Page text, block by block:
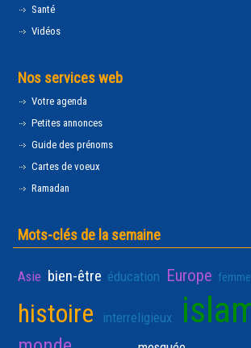
Santé
Vidéos
Nos services web
Votre agenda
Petites annonces
Guide des prénoms
Cartes de voeux
Ramadan
Mots-clés de la semaine
Asie bien-être éducation Europe
histoire interreligieux